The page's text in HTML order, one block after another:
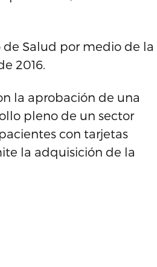
Salud por medio de la
2016.
la aprobación de una
pleno de un sector
con tarjetas
la adquisición de la